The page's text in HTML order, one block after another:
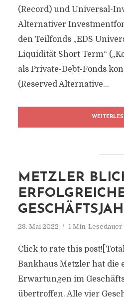
(Record) und Universal-
Alternativer
den Teilfonds „EDS
Liquidität Short Term“
als Private-Debt-Fonds
(Reserved Alternative...
METZLER
28. Mai 2022 1 Min. Lesedauer
Click to rate this
Bankhaus Metzler hat die
Erwartungen im
übertroffen. Alle vier